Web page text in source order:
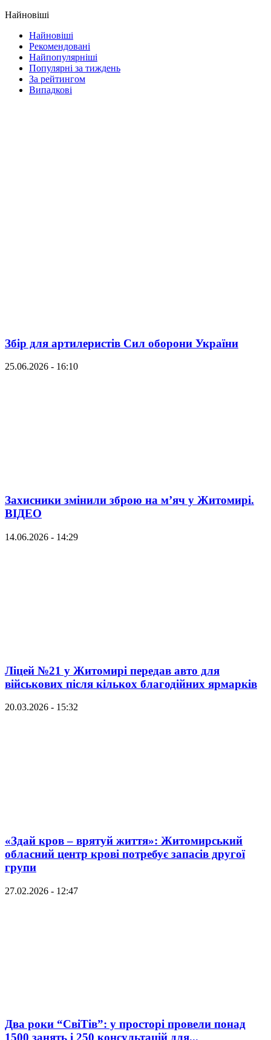
Найновіші
Найновіші
Рекомендовані
Найпопулярніші
Популярні за тиждень
За рейтингом
Випадкові
Збір для артилеристів Сил оборони України
25.06.2026 - 16:10
Захисники змінили зброю на м’яч у Житомирі.
ВІДЕО
14.06.2026 - 14:29
Ліцей №21 у Житомирі передав авто для
військових після кількох благодійних ярмарків
20.03.2026 - 15:32
«Здай кров – врятуй життя»: Житомирський
обласний центр крові потребує запасів другої
групи
27.02.2026 - 12:47
Два роки “СвіТів”: у просторі провели понад